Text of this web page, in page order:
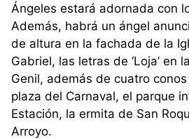
Ángeles estará adornada con
Además, habrá un ángel
de altura en la fachada de la
Gabriel, las letras de ‘Loja’ en
Genil, además de cuatro
plaza del Carnaval, el parque
Estación, la ermita de San
Arroyo.